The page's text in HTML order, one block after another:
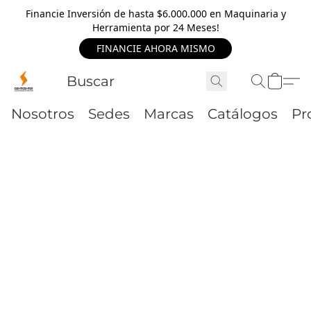
Financie Inversión de hasta $6.000.000 en Maquinaria y
Herramienta por 24 Meses!
FINANCIE AHORA MISMO
Nosotros Sedes Marcas Catálogos